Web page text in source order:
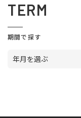
TERM
期間で探す
年月を選ぶ